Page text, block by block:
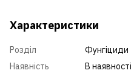
Характеристики
Розділ
Фунгіциди
Наявність
В наявності